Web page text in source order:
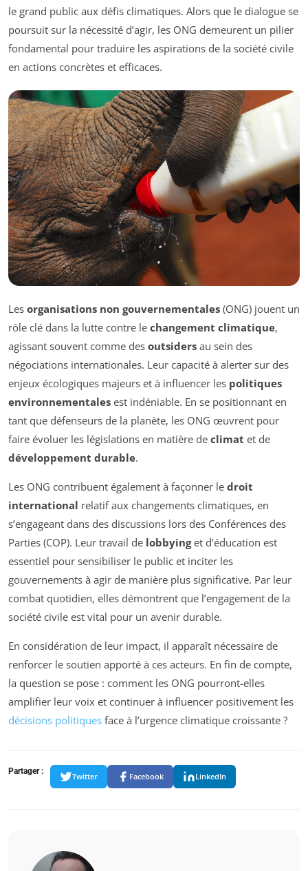
le grand public aux défis climatiques. Alors que le dialogue se
poursuit sur la nécessité d’agir, les ONG demeurent un pilier
fondamental pour traduire les aspirations de la société civile
en actions concrètes et efficaces.
Les organisations non gouvernementales (ONG) jouent un
rôle clé dans la lutte contre le changement climatique,
agissant souvent comme des outsiders au sein des
négociations internationales. Leur capacité à alerter sur des
enjeux écologiques majeurs et à influencer les politiques
environnementales est indéniable. En se positionnant en
tant que défenseurs de la planète, les ONG œuvrent pour
faire évoluer les législations en matière de climat et de
développement durable.
Les ONG contribuent également à façonner le droit
international relatif aux changements climatiques, en
s’engageant dans des discussions lors des Conférences des
Parties (COP). Leur travail de lobbyinget d’éducation est
essentiel pour sensibiliser le public et inciter les
gouvernements à agir de manière plus significative. Par leur
combat quotidien, elles démontrent que l’engagement de la
société civile est vital pour un avenir durable.
En considération de leur impact, il apparaît nécessaire de
renforcer le soutien apporté à ces acteurs. En fin de compte,
la question se pose : comment les ONG pourront-elles
amplifier leur voix et continuer à influencer positivement les
décisions politiques face à l’urgence climatique croissante ?
Partager :
Twitter Facebook LinkedIn